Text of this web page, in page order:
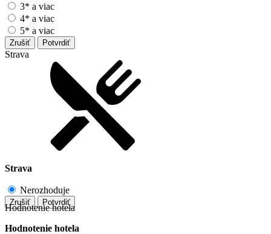
3* a viac
4* a viac
5* a viac
Zrušiť Potvrdiť
Strava
Strava
Nerozhoduje
Zrušiť Potvrdiť
Hodnotenie hotela
Hodnotenie hotela